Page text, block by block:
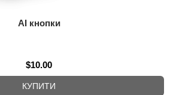
AI кнопки
$10.00
КУПИТИ